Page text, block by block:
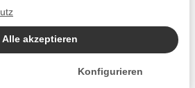
Alle akzeptieren
Konfigurieren